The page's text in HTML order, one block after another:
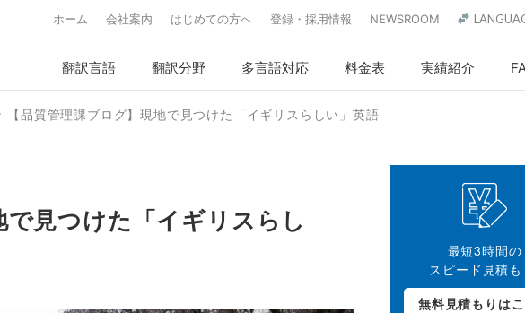
翻訳言語 翻訳分野 多言語対応 料金表 実績紹介
ホーム 会社案内 はじめての方へ 登録・採用情報 NEWSROOM
【品質管理課ブログ】現地で見つけた「イギリスらしい」英語
で見つけた「イギリスらし
最短3時間の
スピード見積も
無料見積もりは